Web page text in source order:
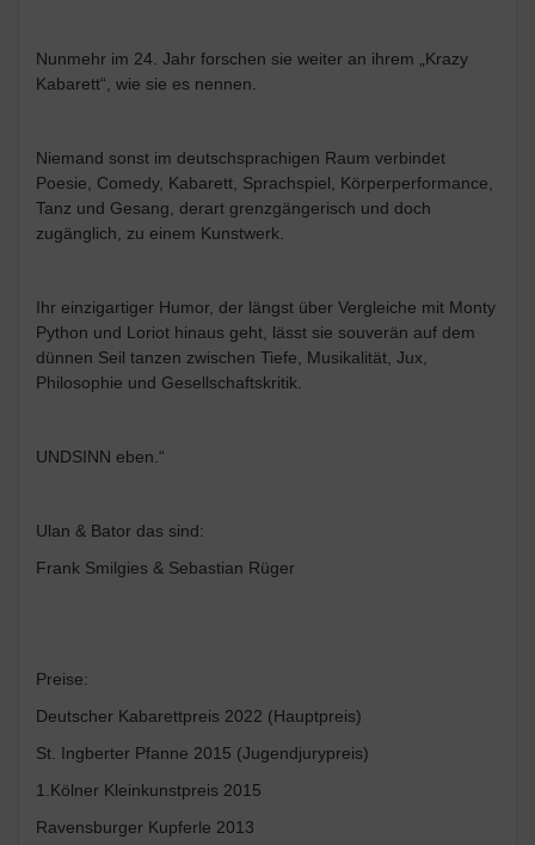
Nunmehr im 24. Jahr forschen sie weiter an ihrem „Krazy
Kabarett“, wie sie es nennen.
Niemand sonst im deutschsprachigen Raum verbindet
Poesie, Comedy, Kabarett, Sprachspiel, Körperperformance,
Tanz und Gesang, derart grenzgängerisch und doch
zugänglich, zu einem Kunstwerk.
Ihr einzigartiger Humor, der längst über Vergleiche mit Monty
Python und Loriot hinaus geht, lässt sie souverän auf dem
dünnen Seil tanzen zwischen Tiefe, Musikalität, Jux,
Philosophie und Gesellschaftskritik.
UNDSINN eben.“
Ulan & Bator das sind:
Frank Smilgies & Sebastian Rüger
Preise:
Deutscher Kabarettpreis 2022 (Hauptpreis)
St. Ingberter Pfanne 2015 (Jugendjurypreis)
1.Kölner Kleinkunstpreis 2015
Ravensburger Kupferle 2013